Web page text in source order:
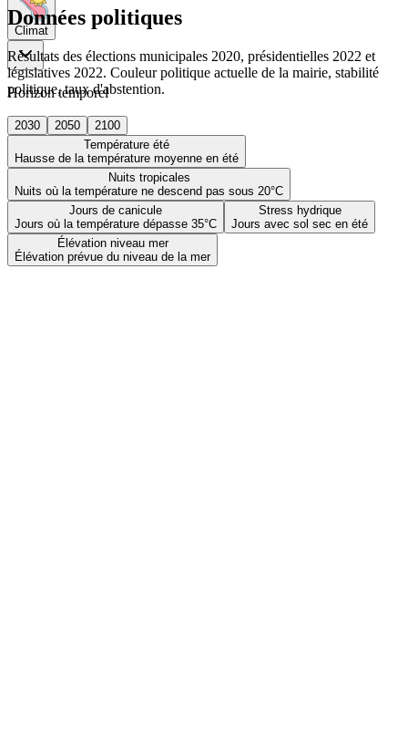
Climat
Horizon temporel
2030 2050
2100
Température été
Hausse de la température moyenne en été
Nuits tropicales
Nuits où la température ne descend pas sous 20°C
Jours de canicule
Jours où la température dépasse 35°C
Stress hydrique
Jours avec sol sec en été
Élévation niveau mer
Élévation prévue du niveau de la mer
Données politiques
Résultats des élections municipales 2020, présidentielles 2022 et
législatives 2022. Couleur politique actuelle de la mairie, stabilité
politique, taux d'abstention.